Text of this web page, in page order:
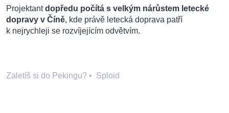
Projektantdopředu počítá s velkým nárůstem letecké
dopravy v Číně, kde právě letecká doprava patří
k nejrychleji se rozvíjejícím odvětvím.
Zaletíš si do Pekingu? • Sploid